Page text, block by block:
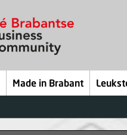
Made in Brabant